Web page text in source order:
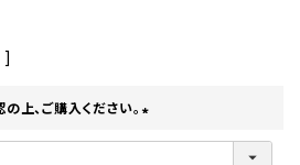
]
上、ご購入ください。
(